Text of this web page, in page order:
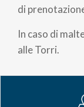
di
In caso di
alle Torri.